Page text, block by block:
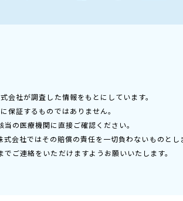
会社が調査した情報をもとにしています。
保証するものではありません。
の医療機関に直接ご確認ください。
会社ではその賠償の責任を一切負わないものとし
でご連絡をいただけますようお願いいたします。